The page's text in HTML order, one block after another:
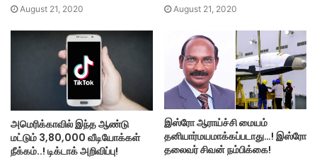
August 21, 2020 August 21, 2020
அமெரிக்காவில் இந்த ஆண்டு
மட்டும் 3,80,000 வீடியோக்கள்
நீக்கம்..! டிக்டாக் அறிவிப்பு!
இஸ்ரோ ஆராய்ச்சி மையம்
தனியார்மயமாக்கப்படாது…! இஸ்ரோ
தலைவர் சிவன் நம்பிக்கை!